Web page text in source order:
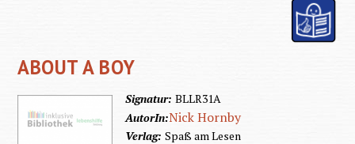
ABOUT A BOY
Signatur: BLLR31A
AutorIn:Nick Hornby
Verlag: Spaß am Lesen